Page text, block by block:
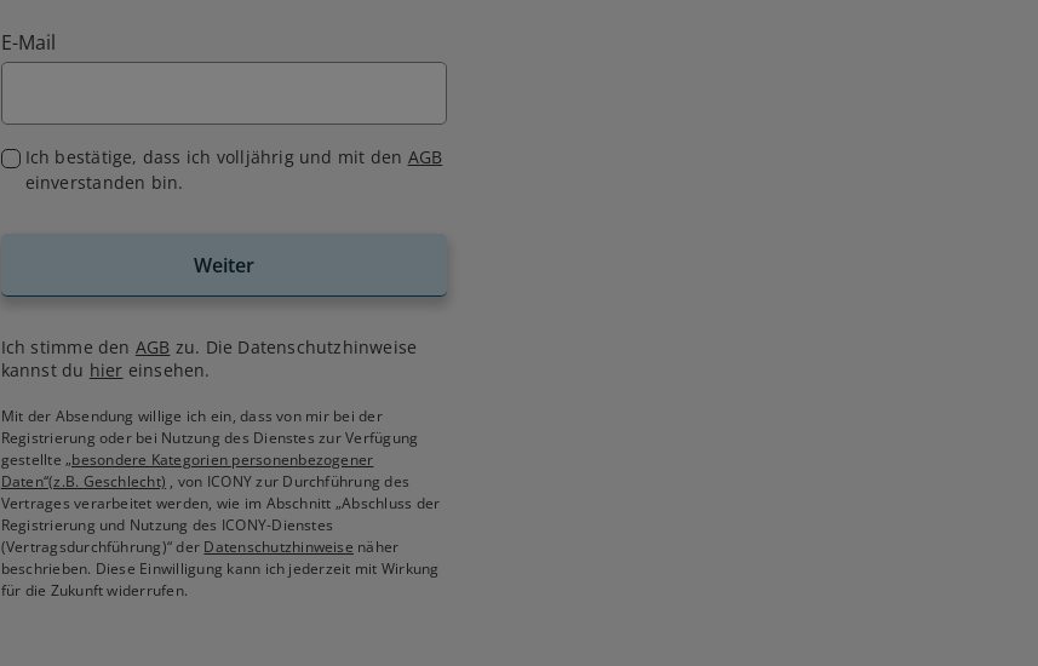
E-Mail
Ich bestätige, dass ich volljährig und mit den AGB
einverstanden bin.
Weiter
Ich stimme den AGB zu. Die Datenschutzhinweise
kannst du hier einsehen.
Mit der Absendung willige ich ein, dass von mir bei der
Registrierung oder bei Nutzung des Dienstes zur Verfügung
gestellte„besondere Kategorien personenbezogener
Daten“(z.B. Geschlecht) , von ICONY zur Durchführung des
Vertrages verarbeitet werden, wie im Abschnitt „Abschluss der
Registrierung und Nutzung des ICONY-Dienstes
(Vertragsdurchführung)“ der Datenschutzhinweise näher
beschrieben. Diese Einwilligung kann ich jederzeit mit Wirkung
für die Zukunft widerrufen.